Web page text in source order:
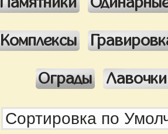
Комплексы
Ограды